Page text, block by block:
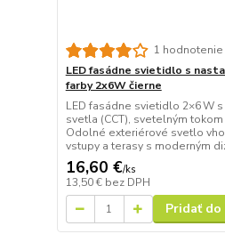
1 hodnotenie
LED fasádne svietidlo s
farby 2x6W čierne
LED fasádne svietidlo 2×6 W
svetla (CCT), svetelným tokom
Odolné exteriérové svetlo
vstupy a terasy s moderným
16,60 €/ks
13,50 € bez DPH
Pridať do